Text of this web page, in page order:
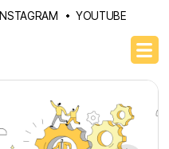
INSTAGRAM YOUTUBE